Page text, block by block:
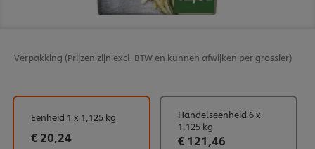
Verpakking (Prijzen zijn excl. BTW en kunnen afwijken per grossier)
Eenheid 1 x 1,125 kg
€ 20,24
Handelseenheid 6 x
1,125 kg
€ 121,46